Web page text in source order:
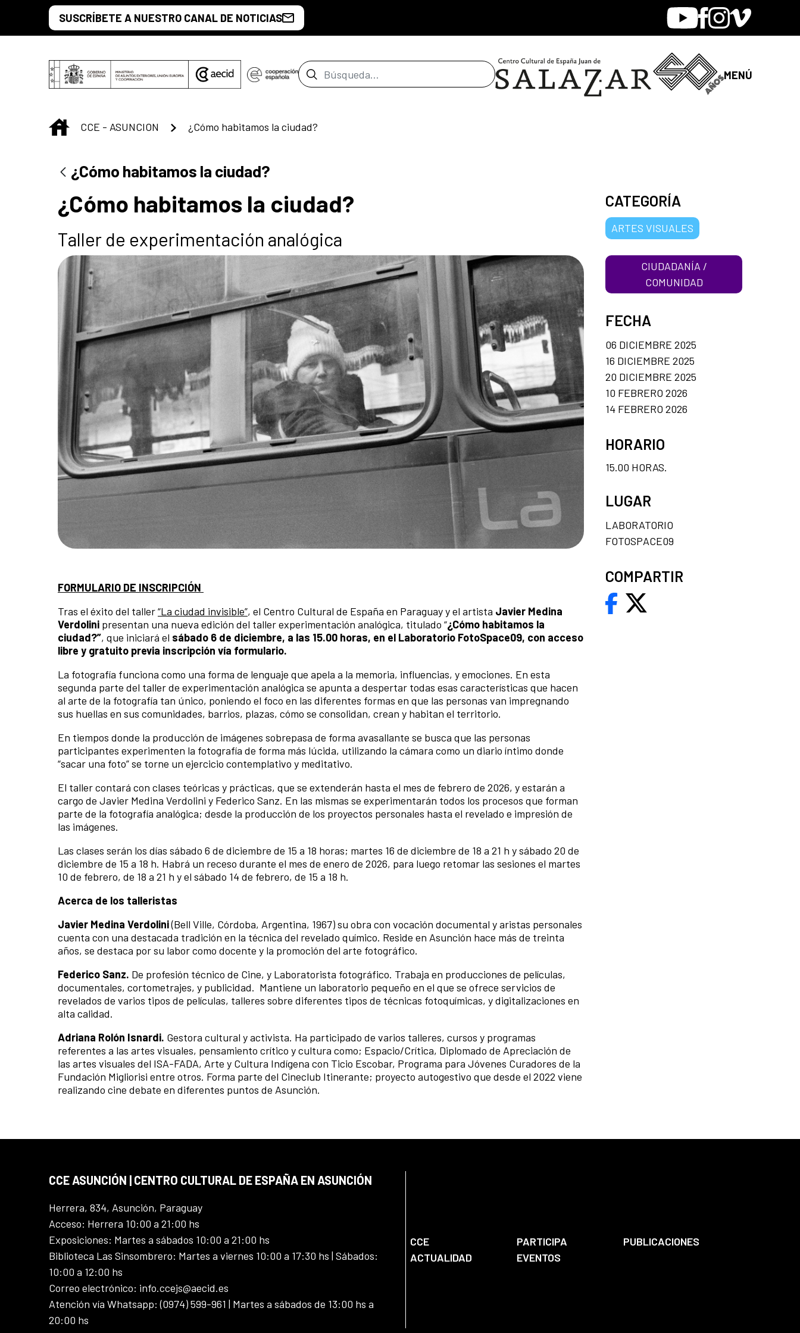
Saltar al contenido principal
SUSCRÍBETE A NUESTRO CANAL DE NOTICIAS YoutubeFacebook
Instagram
Vimeo
Barra de búsqueda MENÚ
INICIO
CCE - ASUNCION ¿Cómo habitamos la ciudad?
¿Cómo habitamos la ciudad?
¿Cómo habitamos la ciudad?
Taller de experimentación analógica
FORMULARIO DE INSCRIPCIÓN
Tras el éxito del taller“La ciudad invisible”, el Centro Cultural de España en Paraguay y el artista Javier Medina
Verdolini presentan una nueva edición del taller experimentación analógica, titulado “¿Cómo habitamos la
ciudad?”, que iniciará el sábado 6 de diciembre, a las 15.00 horas, en el Laboratorio FotoSpace09, con acceso
libre y gratuito previa inscripción vía formulario.
La fotografía funciona como una forma de lenguaje que apela a la memoria, influencias, y emociones. En esta
segunda parte del taller de experimentación analógica se apunta a despertar todas esas características que hacen
al arte de la fotografía tan único, poniendo el foco en las diferentes formas en que las personas van impregnando
sus huellas en sus comunidades, barrios, plazas, cómo se consolidan, crean y habitan el territorio.
En tiempos donde la producción de imágenes sobrepasa de forma avasallante se busca que las personas
participantes experimenten la fotografía de forma más lúcida, utilizando la cámara como un diario íntimo donde
“sacar una foto” se torne un ejercicio contemplativo y meditativo.
El taller contará con clases teóricas y prácticas, que se extenderán hasta el mes de febrero de 2026, y estarán a
cargo de Javier Medina Verdolini y Federico Sanz. En las mismas se experimentarán todos los procesos que forman
parte de la fotografía analógica; desde la producción de los proyectos personales hasta el revelado e impresión de
las imágenes.
Las clases serán los días sábado 6 de diciembre de 15 a 18 horas; martes 16 de diciembre de 18 a 21 h y sábado 20 de
diciembre de 15 a 18 h. Habrá un receso durante el mes de enero de 2026, para luego retomar las sesiones el martes
10 de febrero, de 18 a 21 h y el sábado 14 de febrero, de 15 a 18 h.
Acerca de los talleristas
Javier Medina Verdolini(Bell Ville, Córdoba, Argentina, 1967) su obra con vocación documental y aristas personales
cuenta con una destacada tradición en la técnica del revelado químico. Reside en Asunción hace más de treinta
años, se destaca por su labor como docente y la promoción del arte fotográfico.
Federico Sanz. De profesión técnico de Cine, y Laboratorista fotográfico. Trabaja en producciones de películas,
documentales, cortometrajes, y publicidad. Mantiene un laboratorio pequeño en el que se ofrece servicios de
revelados de varios tipos de películas, talleres sobre diferentes tipos de técnicas fotoquímicas, y digitalizaciones en
alta calidad.
Adriana Rolón Isnardi. Gestora cultural y activista. Ha participado de varios talleres, cursos y programas
referentes a las artes visuales, pensamiento crítico y cultura como; Espacio/Crítica, Diplomado de Apreciación de
las artes visuales del ISA-FADA, Arte y Cultura Indígena con Ticio Escobar, Programa para Jóvenes Curadores de la
Fundación Migliorisi entre otros. Forma parte del Cineclub Itinerante; proyecto autogestivo que desde el 2022 viene
realizando cine debate en diferentes puntos de Asunción.
CATEGORÍA
ARTES VISUALES
CIUDADANÍA /
COMUNIDAD
FECHA
06 DICIEMBRE 2025
16 DICIEMBRE 2025
20 DICIEMBRE 2025
10 FEBRERO 2026
14 FEBRERO 2026
HORARIO
15.00 HORAS.
LUGAR
LABORATORIO
FOTOSPACE09
COMPARTIR
CCE ASUNCIÓN | CENTRO CULTURAL DE ESPAÑA EN ASUNCIÓN
Herrera, 834, Asunción, Paraguay
Acceso: Herrera 10:00 a 21:00 hs
Exposiciones: Martes a sábados 10:00 a 21:00 hs
Biblioteca Las Sinsombrero: Martes a viernes 10:00 a 17:30 hs | Sábados:
10:00 a 12:00 hs
Correo electrónico: info.ccejs@aecid.es
Atención vía Whatsapp: (0974) 599-961 | Martes a sábados de 13:00 hs a
20:00 hs
CCE PARTICIPA
PUBLICACIONES
ACTUALIDAD
EVENTOS